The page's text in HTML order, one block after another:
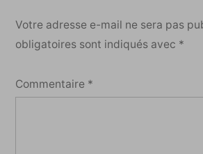
Votre adresse e-mail ne sera pas
obligatoires sont indiqués avec *
Commentaire *